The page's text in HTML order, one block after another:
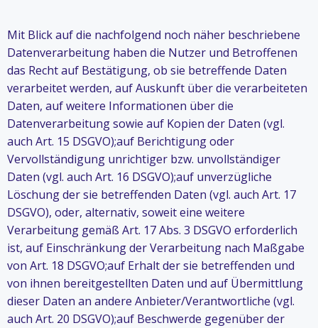
Mit Blick auf die nachfolgend noch näher beschriebene
Datenverarbeitung haben die Nutzer und Betroffenen
das Recht auf Bestätigung, ob sie betreffende Daten
verarbeitet werden, auf Auskunft über die verarbeiteten
Daten, auf weitere Informationen über die
Datenverarbeitung sowie auf Kopien der Daten (vgl.
auch Art. 15 DSGVO);auf Berichtigung oder
Vervollständigung unrichtiger bzw. unvollständiger
Daten (vgl. auch Art. 16 DSGVO);auf unverzügliche
Löschung der sie betreffenden Daten (vgl. auch Art. 17
DSGVO), oder, alternativ, soweit eine weitere
Verarbeitung gemäß Art. 17 Abs. 3 DSGVO erforderlich
ist, auf Einschränkung der Verarbeitung nach Maßgabe
von Art. 18 DSGVO;auf Erhalt der sie betreffenden und
von ihnen bereitgestellten Daten und auf Übermittlung
dieser Daten an andere Anbieter/Verantwortliche (vgl.
auch Art. 20 DSGVO);auf Beschwerde gegenüber der